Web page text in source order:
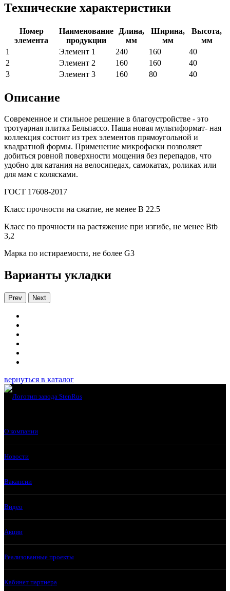
Технические характеристики
Номер
элемента
Наименование
продукции
Длина,
мм
Ширина,
мм
Высота,
мм
1
Элемент 1 240 160
40
2
Элемент 2 160 160
40
3
Элемент 3 160 80 40
Описание
Современное и стильное решение в благоустройстве - это
тротуарная плитка Бельпассо. Наша новая мультиформат- ная
коллекция состоит из трех элементов прямоугольной и
квадратной формы. Применение микрофаски позволяет
добиться ровной поверхности мощения без перепадов, что
удобно для катания на велосипедах, самокатах, роликах или
для мам с колясками.
ГОСТ 17608-2017
Класс прочности на сжатие, не менее В 22.5
Класс по прочности на растяжение при изгибе, не менее Вtb
3,2
Марка по истираемости, не более G3
Варианты укладки
Prev Next
вернуться в каталог
О компании
Новости
Вакансии
Видео
Акции
Реализованные проекты
Кабинет партнера